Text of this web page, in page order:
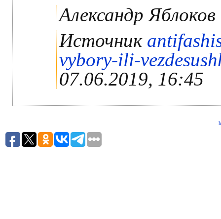
Александр Яблоков
Источник
vybory-ili-
07.06.2019, 16:45